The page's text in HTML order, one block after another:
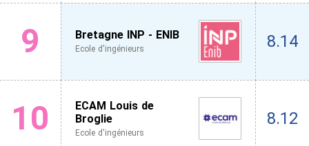
9 Bretagne INP - ENIB
Ecole d'ingénieurs 8.14
10
ECAM Louis de
Broglie
Ecole d'ingénieurs
8.12